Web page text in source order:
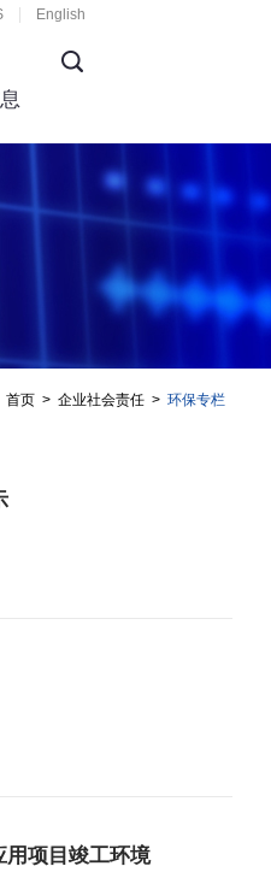
English
首页 > 企业社会责任 > 环保专栏
用项目竣工环境